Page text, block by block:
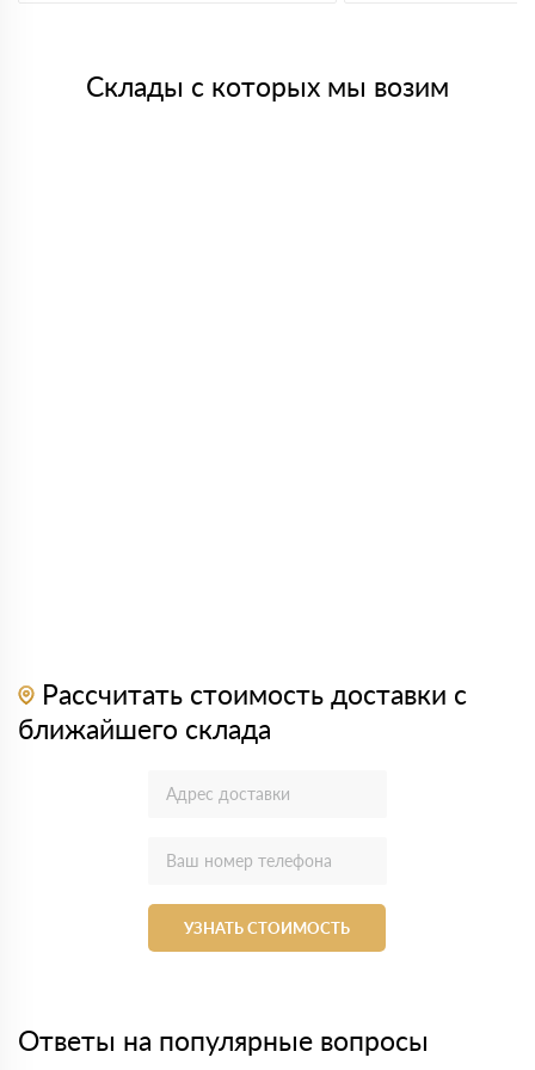
Склады с которых мы возим
Рассчитать стоимость доставки с
ближайшего склада
УЗНАТЬ СТОИМОСТЬ
Ответы на популярные вопросы